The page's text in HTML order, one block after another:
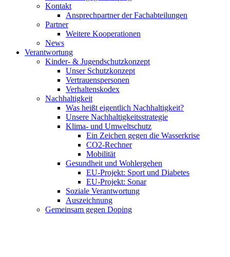
Kontakt
Ansprechpartner der Fachabteilungen
Partner
Weitere Kooperationen
News
Verantwortung
Kinder- & Jugendschutzkonzept
Unser Schutzkonzept
Vertrauenspersonen
Verhaltenskodex
Nachhaltigkeit
Was heißt eigentlich Nachhaltigkeit?
Unsere Nachhaltigkeitsstrategie
Klima- und Umweltschutz
Ein Zeichen gegen die Wasserkrise
CO2-Rechner
Mobilität
Gesundheit und Wohlergehen
EU-Projekt: Sport und Diabetes
EU-Projekt: Sonar
Soziale Verantwortung
Auszeichnung
Gemeinsam gegen Doping